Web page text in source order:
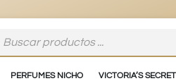
PERFUMES NICHO VICTORIA’S SECRET